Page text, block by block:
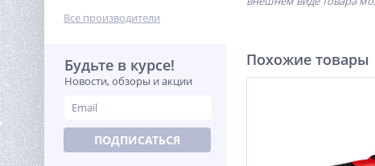
66 469
Все производители
Будьте в курсе!
Новости, обзоры и акции
ПОДПИСАТЬСЯ
Похожие товары